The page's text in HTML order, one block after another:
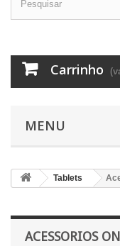
Carrinho
MENU
Tablets
ACESSORIOS